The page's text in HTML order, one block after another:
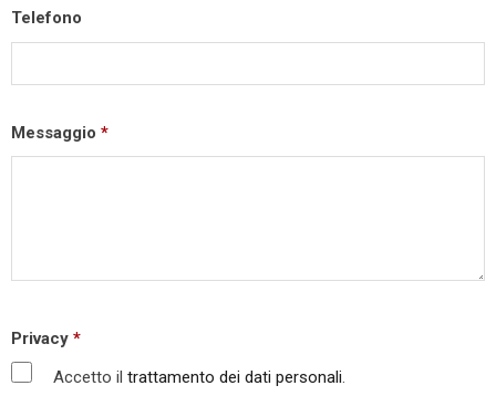
Telefono
Messaggio *
Privacy *
Accetto il trattamento dei dati personali.